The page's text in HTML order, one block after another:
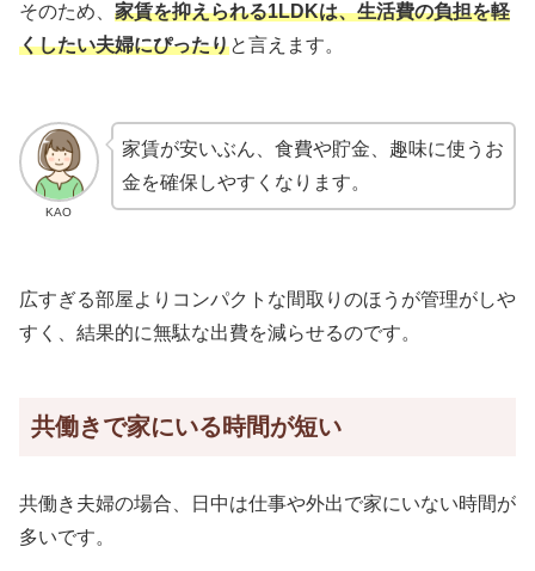
そのため、 家賃を抑えられる1LDKは、生活費の負担を軽
くしたい夫婦にぴったりと言えます。
KAO
家賃が安いぶん、食費や貯金、趣味に使うお
金を確保しやすくなります。
広すぎる部屋よりコンパクトな間取りのほうが管理がしや
すく、結果的に無駄な出費を減らせるのです。
共働きで家にいる時間が短い
共働き夫婦の場合、日中は仕事や外出で家にいない時間が
多いです。